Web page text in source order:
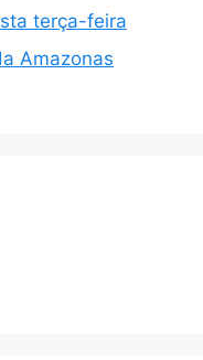
terça-feira
Amazonas